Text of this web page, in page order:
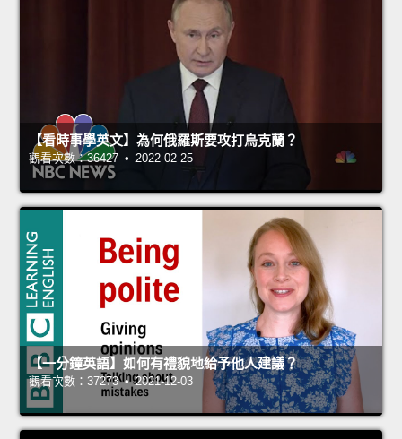
【看時事學英文】為何俄羅斯要攻打烏克蘭？
觀看次數：36427 • 2022-02-25
【一分鐘英語】如何有禮貌地給予他人建議？
觀看次數：37273 • 2021-12-03